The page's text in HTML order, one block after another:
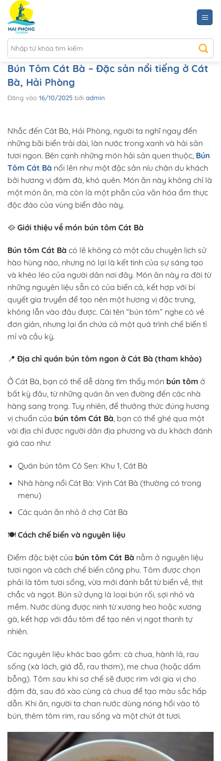
qua
nội
dung
Bún Tôm Cát Bà – Đặc sản nổi tiếng ở Cát
Bà, Hải Phòng
Đăng vào 16/10/2025 bởi admin
Nhắc đến Cát Bà, Hải Phòng, người ta nghĩ ngay đến
những bãi biển trải dài, làn nước trong xanh và hải sản
tươi ngon. Bên cạnh những món hải sản quen thuộc, Bún
Tôm Cát Bà nổi lên như một đặc sản níu chân du khách
bởi hương vị đậm đà, khó quên. Món ăn này không chỉ là
một món ăn, mà còn là một phần của văn hóa ẩm thực
độc đáo của vùng biển đảo này.
🥘 Giới thiệu về món bún tôm Cát Bà
Bún tôm Cát Bà có lẽ không có một câu chuyện lịch sử
hào hùng nào, nhưng nó lại là kết tinh của sự sáng tạo
và khéo léo của người dân nơi đây. Món ăn này ra đời từ
những nguyên liệu sẵn có của biển cả, kết hợp với bí
quyết gia truyền để tạo nên một hương vị đặc trưng,
không lẫn vào đâu được. Cái tên “bún tôm” nghe có vẻ
đơn giản, nhưng lại ẩn chứa cả một quá trình chế biến tỉ
mỉ và cầu kỳ.
📍 Địa chỉ quán bún tôm ngon ở Cát Bà (tham khảo)
Ở Cát Bà, bạn có thể dễ dàng tìm thấy món bún tôm ở
bất kỳ đâu, từ những quán ăn ven đường đến các nhà
hàng sang trọng. Tuy nhiên, để thưởng thức đúng hương
vị chuẩn của bún tôm Cát Bà, bạn có thể ghé qua một
vài địa chỉ được người dân địa phương và du khách đánh
giá cao như:
Quán bún tôm Cô Sen: Khu 1, Cát Bà
Nhà hàng nổi Cát Bà: Vịnh Cát Bà (thường có trong
menu)
Các quán ăn nhỏ ở chợ Cát Bà
🍽️ Cách chế biến và nguyên liệu
Điểm đặc biệt của bún tôm Cát Bà nằm ở nguyên liệu
tươi ngon và cách chế biến công phu. Tôm được chọn
phải là tôm tươi sống, vừa mới đánh bắt từ biển về, thịt
chắc và ngọt. Bún sử dụng là loại bún rối, sợi nhỏ và
mềm. Nước dùng được ninh từ xương heo hoặc xương
gà, kết hợp với đầu tôm để tạo nên vị ngọt thanh tự
nhiên.
Các nguyên liệu khác bao gồm: cà chua, hành lá, rau
sống (xà lách, giá đỗ, rau thơm), me chua (hoặc dấm
bỗng). Tôm sau khi sơ chế sẽ được rim với gia vị cho
đậm đà, sau đó xào cùng cà chua để tạo màu sắc hấp
dẫn. Khi ăn, người ta chan nước dùng nóng hổi vào tô
bún, thêm tôm rim, rau sống và một chút ớt tươi.